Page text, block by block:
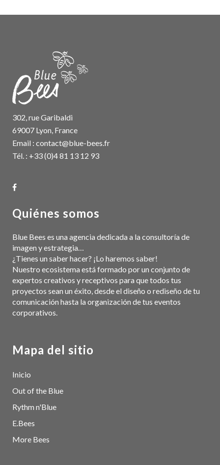
302, rue Garibaldi
69007 Lyon, France
Email : contact@blue-bees.fr
Tél. : +33 (0)4 81 13 12 93
Quiénes somos
Blue Bees es una agencia dedicada a la consultoría de
imagen y estrategia…
¿Tienes un saber hacer? ¡Lo haremos saber!
Nuestro ecosistema está formado por un conjunto de
expertos creativos y receptivos para que todos tus
proyectos sean un éxito, desde el diseño o rediseño de tu
comunicación hasta la organización de tus eventos
corporativos.
Mapa del sitio
Inicio
Out of the Blue
Rythm n'Blue
E.Bees
More Bees